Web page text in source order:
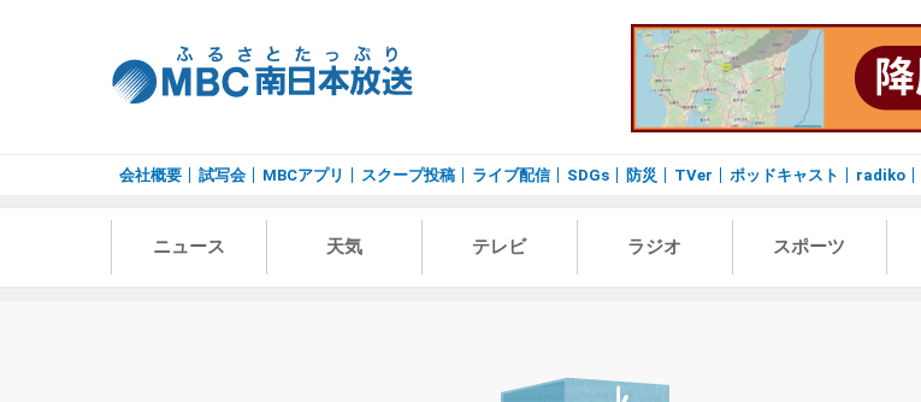
会社概要 試写会 MBCアプリ スクープ投稿 ライブ配信 SDGs 防災 TVer ポッドキャスト radiko
ニュース 天気 テレビ ラジオ スポーツ